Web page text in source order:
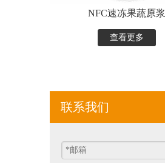
NFC速冻果蔬原浆
查看更多
联系我们